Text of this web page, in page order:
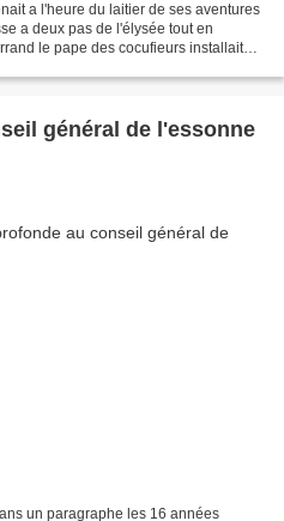
a l'heure du laitier de ses aventures
a deux pas de l'élysée tout en
le pape des cocufieurs installait
général de l'essonne
un paragraphe les 16 années